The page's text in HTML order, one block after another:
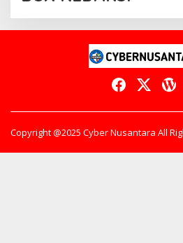
Copyright @2025 Cyber Nusantara All